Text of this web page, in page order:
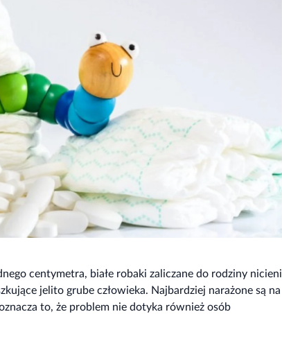
centymetra, białe robaki zaliczane do rodziny nicieni
jelito grube człowieka. Najbardziej narażone są na
to, że problem nie dotyka również osób